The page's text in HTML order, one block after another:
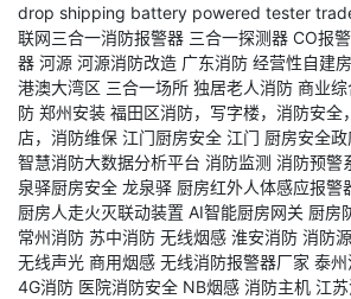
drop shipping battery powered tester
联网三合一消防报警器 三合一探测器 CO报
器 河源 河源消防改造 广东消防 经营性自建
港澳大湾区 三合一场所 独居老人消防 商业
防 郑州安装 福田区消防，写字楼，消防安全
店，消防维保 江门厨房安全 江门 厨房安全
智慧消防大数据分析平台 消防监测 消防预警
泉驿厨房安全 龙泉驿 厨房红外人体感应报警
厨房人走火灭联动装置 AI智能厨房网关 厨房
常州消防 苏中消防 无线烟感 淮安消防 消防
无线声光 商用烟感 无线消防报警器厂家 泰
4G消防 医院消防安全 NB烟感 消防主机 江